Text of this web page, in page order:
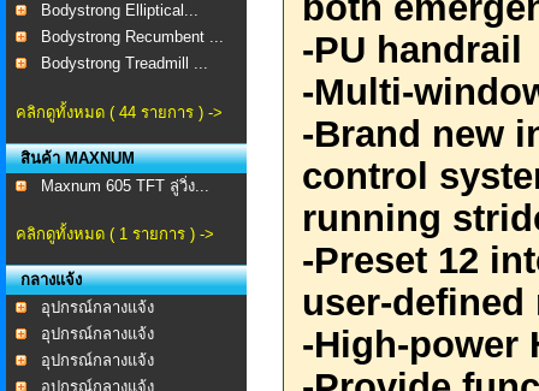
Bodystrong Elliptical...
Bodystrong Recumbent ...
Bodystrong Treadmill ...
คลิกดูทั้งหมด ( 44 รายการ ) ->
สินค้า MAXNUM
Maxnum 605 TFT ลู่วิ่ง...
คลิกดูทั้งหมด ( 1 รายการ ) ->
กลางแจ้ง
อุปกรณ์กลางแจ้ง
อุปกรณ์กลางแจ้ง
อุปกรณ์กลางแจ้ง
อุปกรณ์กลางแจ้ง
-PU handrail
-Multi-
-Brand new
control
running
-Preset 12
user-
-High-power